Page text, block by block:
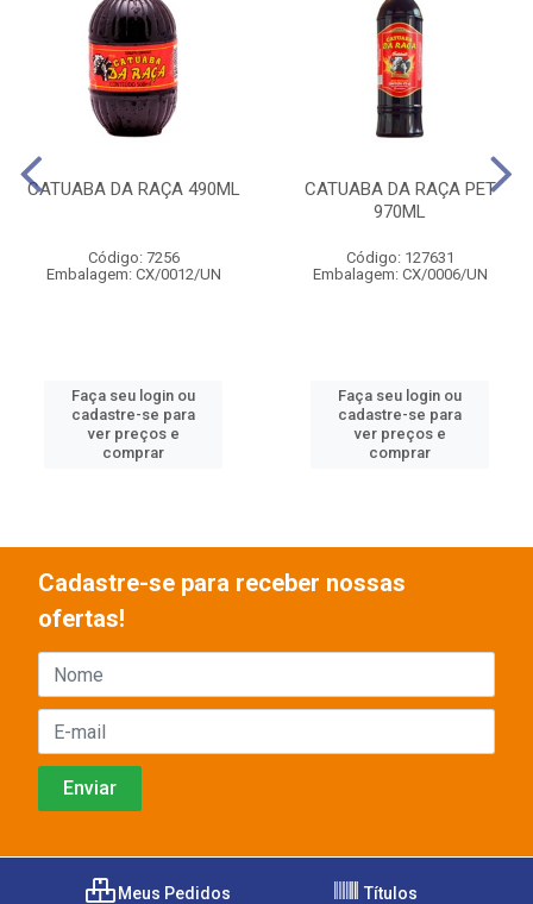
CATUABA DA RAÇA 490ML
Código: 7256
Embalagem: CX/0012/UN
Faça seu login ou
cadastre-se para
ver preços e
comprar
CATUABA DA RAÇA PET
970ML
Código: 127631
Embalagem: CX/0006/UN
Faça seu login ou
cadastre-se para
ver preços e
comprar
Cadastre-se para receber nossas
ofertas!
Meus Pedidos Títulos